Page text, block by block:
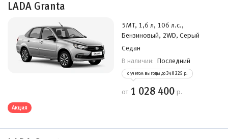
LADA Granta
5MT, 1,6 л, 106 л.с.,
Бензиновый, 2WD, Серый
Седан
В наличии: Последний
с учетом выгоды до 340 225 р.
от 1 028 400 р.
Акция